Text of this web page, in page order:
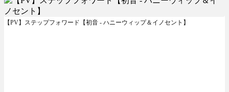
【PV】ステップフォワード【初音 - ハニーウィップ＆イノセント】